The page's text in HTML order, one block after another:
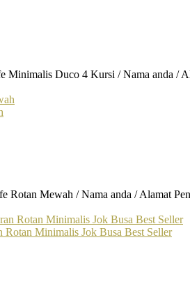
Minimalis Duco 4 Kursi / Nama anda /
Rotan Mewah / Nama anda / Alamat
Rotan Minimalis Jok Busa Best Seller